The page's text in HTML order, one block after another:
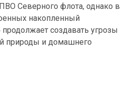
ПВО Северного флота, однако в
накопленный
создавать угрозы
природы и домашнего